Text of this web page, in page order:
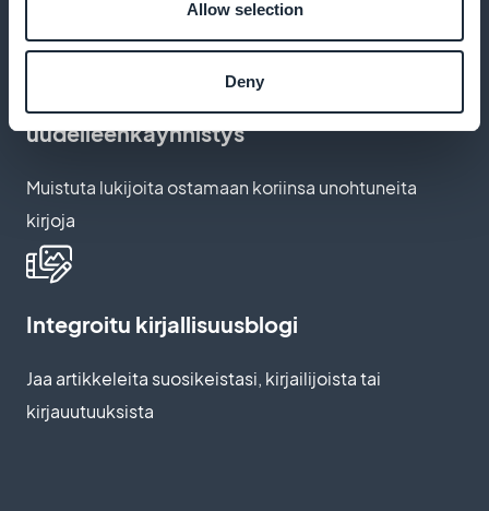
Allow selection
Deny
uudelleenkäynnistys
Muistuta lukijoita ostamaan koriinsa unohtuneita
kirjoja
Integroitu kirjallisuusblogi
Jaa artikkeleita suosikeistasi, kirjailijoista tai
kirjauutuuksista